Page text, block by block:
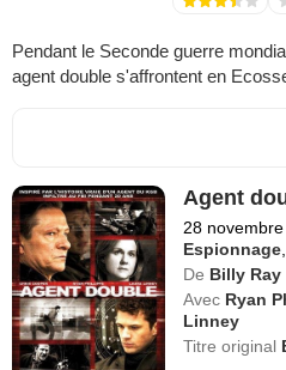
Pendant le Seconde guerre
agent double s'affrontent en
Agent
28
Espionnage
De Billy Ray
Avec Ryan
Linney
Titre original